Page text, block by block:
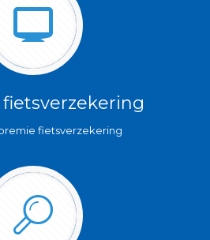
fietsverzekering